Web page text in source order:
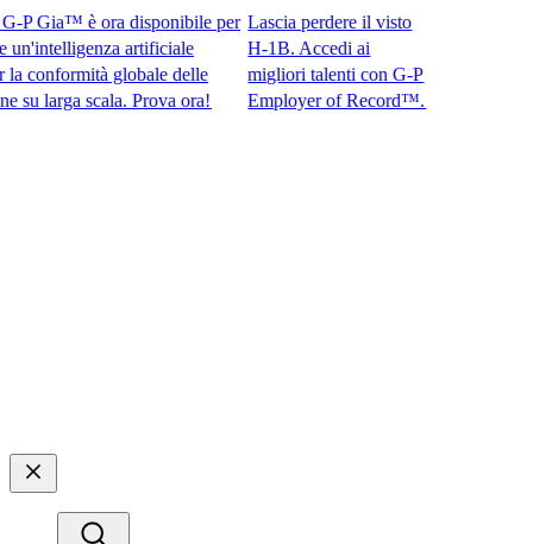
è ora disponibile per
artificiale
globale delle
larga scala. Prova ora!​​
Lascia perdere il visto
H-1B. Accedi ai
migliori talenti con G-P
Employer of Record™.​​